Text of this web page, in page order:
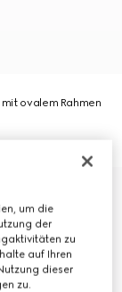
ovalem Rahmen
um die
der
zu
auf Ihren
dieser
zu.